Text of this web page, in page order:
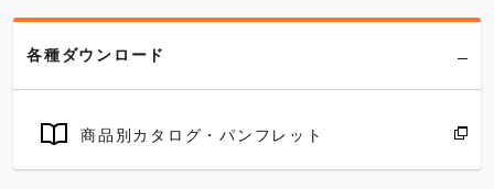
各種ダウンロード
商品別カタログ・パンフレット